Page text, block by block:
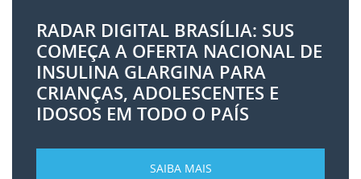
RADAR DIGITAL BRASÍLIA: SUS
COMEÇA A OFERTA NACIONAL DE
INSULINA GLARGINA PARA
CRIANÇAS, ADOLESCENTES E
IDOSOS EM TODO O PAÍS
SAIBA MAIS